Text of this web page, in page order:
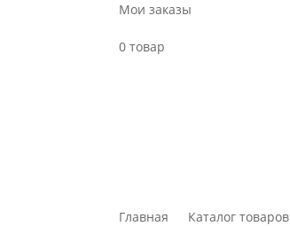
Мои заказы
0 товар
Главная Каталог товаров